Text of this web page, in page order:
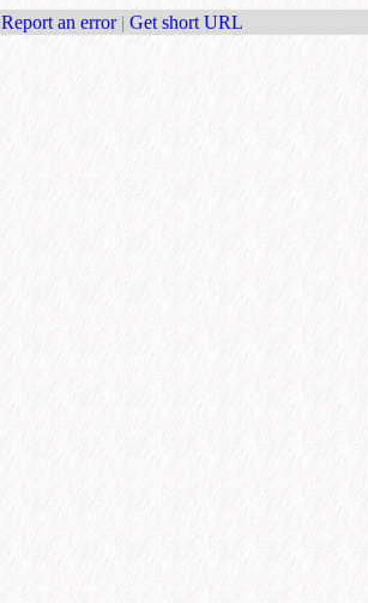
Report an error | Get short URL